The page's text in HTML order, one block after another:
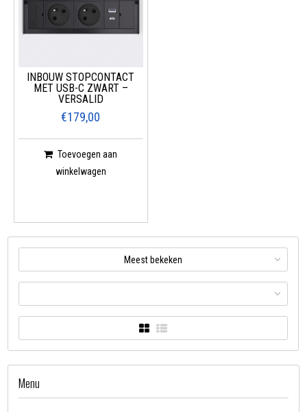
INBOUW STOPCONTACT
MET USB-C ZWART –
VERSALID
€179,00
Toevoegen aan
winkelwagen
Meest bekeken
Menu